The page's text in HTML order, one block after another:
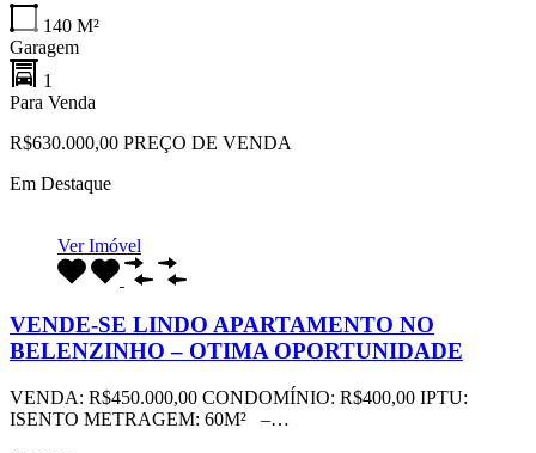
140 M²
Garagem
1
Para Venda
R$630.000,00 PREÇO DE VENDA
Em Destaque
Ver Imóvel
VENDE-SE LINDO APARTAMENTO NO
BELENZINHO – OTIMA OPORTUNIDADE
VENDA: R$450.000,00 CONDOMÍNIO: R$400,00 IPTU:
ISENTO METRAGEM: 60M² –…